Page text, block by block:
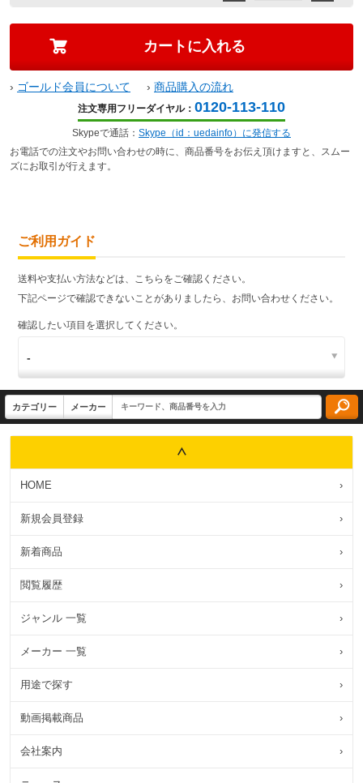
› ゴールド会員について › 商品購入の流れ
注文専用フリーダイヤル： 0120-113-110
Skypeで通話： Skype（id：uedainfo）に発信する
お電話での注文やお問い合わせの時に、商品番号をお伝え頂けますと、スムー
ズにお取引が行えます。
ご利用ガイド
送料や支払い方法などは、こちらをご確認ください。
下記ページで確認できないことがありましたら、お問い合わせください。
確認したい項目を選択してください。
HOME ›
新規会員登録 ›
新着商品 ›
閲覧履歴 ›
ジャンル 一覧 ›
メーカー 一覧 ›
用途で探す ›
動画掲載商品 ›
会社案内 ›